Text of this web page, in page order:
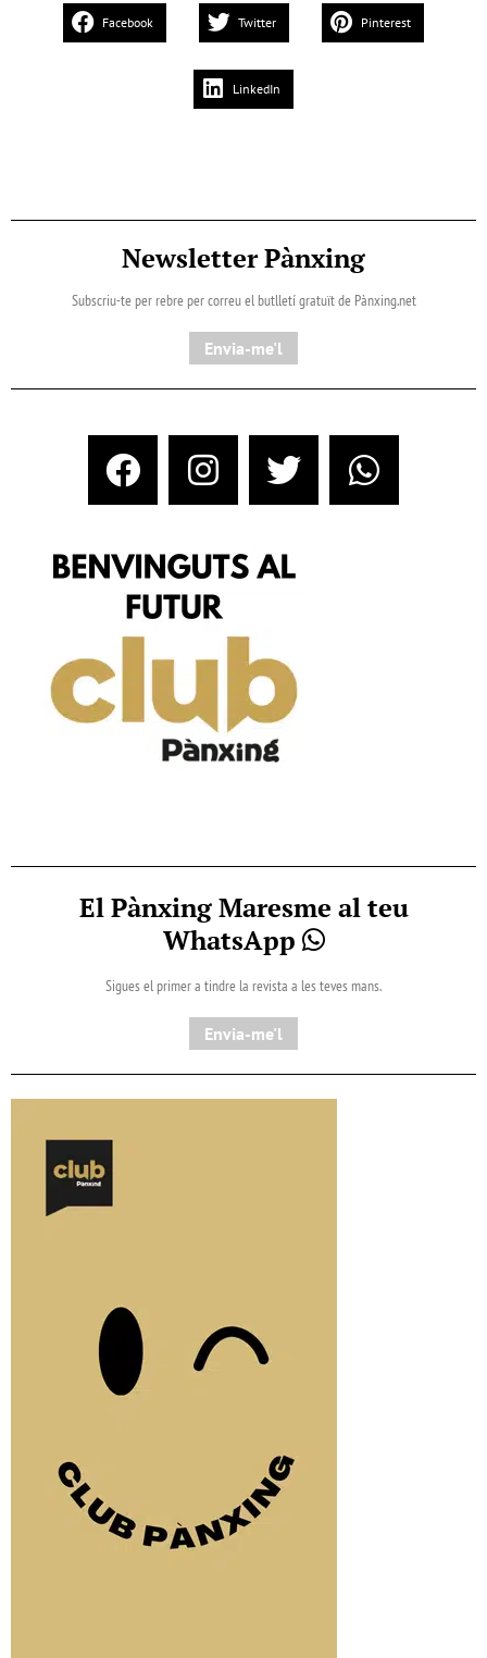
Facebook Twitter Pinterest
LinkedIn
Newsletter Pànxing
Subscriu-te per rebre per correu el butlletí gratuït de Pànxing.net​
Envia-me'l
El Pànxing Maresme al teu
WhatsApp
Sigues el primer a tindre la revista a les teves mans.
Envia-me'l